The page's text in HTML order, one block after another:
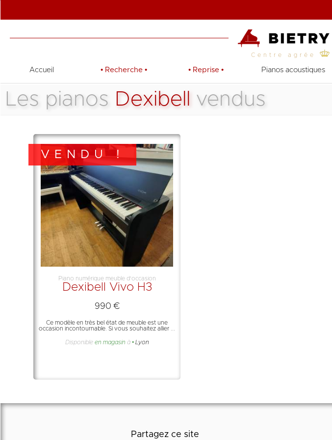
Centre agrée
Accueil • Recherche • • Reprise • Pianos acoustiques
Les pianos Dexibell vendus
VENDU !
Piano numérique meuble d'occasion
Dexibell Vivo H3
990 €
Ce modèle en très bel état de meuble est une
occasion incontournable. Si vous souhaitez allier ...
Disponible en magasin à Lyon
Partagez ce site